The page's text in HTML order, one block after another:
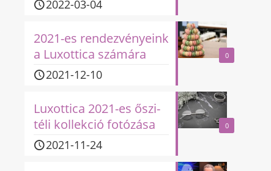
2022-03-04
0
2021-es rendezvényeink
a Luxottica számára
2021-12-10
0
Luxottica 2021-es őszi-
téli kollekció fotózása
2021-11-24